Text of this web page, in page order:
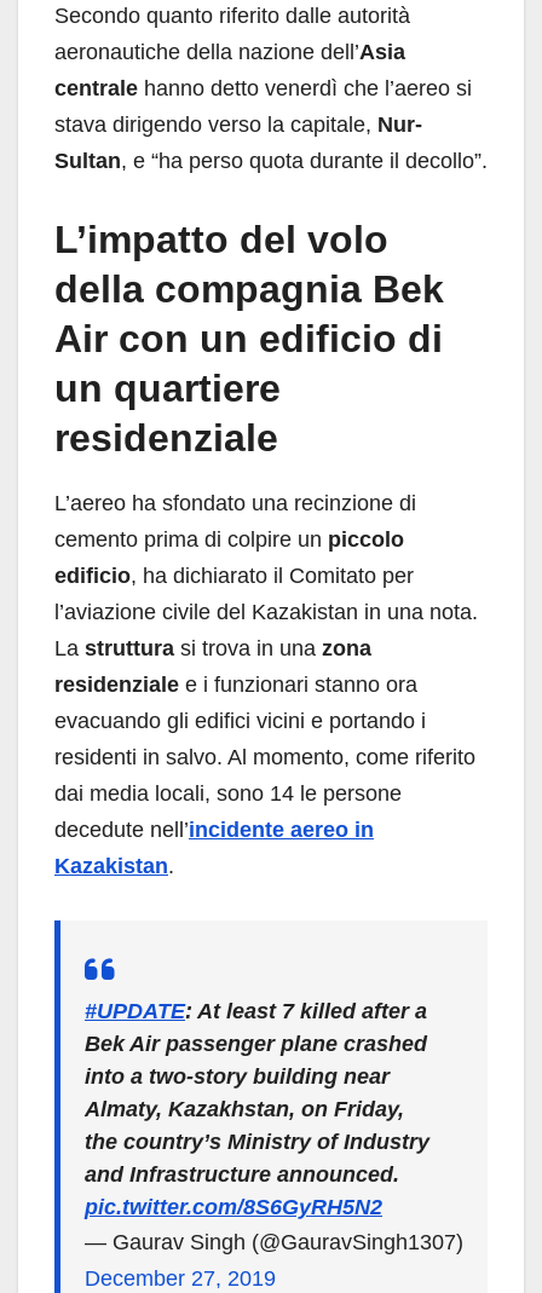
Secondo quanto riferito dalle autorità
aeronautiche della nazione dell’Asia
centrale hanno detto venerdì che l’aereo si
stava dirigendo verso la capitale, Nur-
Sultan, e “ha perso quota durante il decollo”.
L’impatto del volo
della compagnia Bek
Air con un edificio di
un quartiere
residenziale
L’aereo ha sfondato una recinzione di
cemento prima di colpire un piccolo
edificio, ha dichiarato il Comitato per
l’aviazione civile del Kazakistan in una nota.
La struttura si trova in una zona
residenziale e i funzionari stanno ora
evacuando gli edifici vicini e portando i
residenti in salvo. Al momento, come riferito
dai media locali, sono 14 le persone
decedute nell’incidente aereo in
Kazakistan.
#UPDATE: At least 7 killed after a
Bek Air passenger plane crashed
into a two-story building near
Almaty, Kazakhstan, on Friday,
the country’s Ministry of Industry
and Infrastructure announced.
pic.twitter.com/8S6GyRH5N2
— Gaurav Singh (@GauravSingh1307)
December 27, 2019